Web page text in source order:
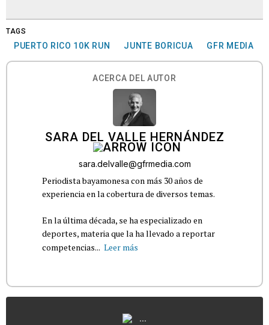
TAGS
PUERTO RICO 10K RUN JUNTE BORICUA GFR MEDIA
ACERCA DEL AUTOR
SARA DEL VALLE HERNÁNDEZ
sara.delvalle@gfrmedia.com
Periodista bayamonesa con más 30 años de
experiencia en la cobertura de diversos temas.
En la última década, se ha especializado en
deportes, materia que la ha llevado a reportar
competencias... Leer más
...